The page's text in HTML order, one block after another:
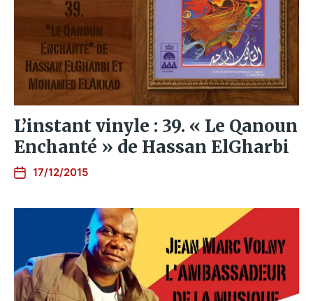
L’instant vinyle : 39. « Le Qanoun
Enchanté » de Hassan ElGharbi
17/12/2015